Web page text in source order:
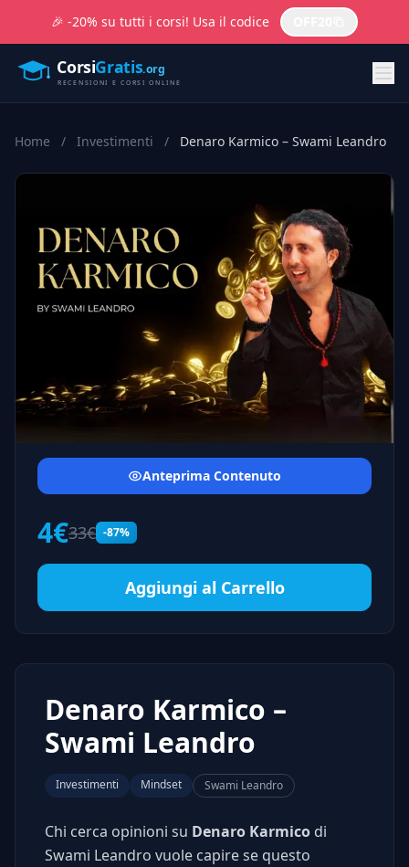
🎉 -20% su tutti i corsi! Usa il codice
Home / Investimenti / Denaro Karmico – Swami Leandro
Anteprima Contenuto
4€33€ -87%
Aggiungi al Carrello
Denaro Karmico –
Swami Leandro
Investimenti Mindset Swami Leandro
Chi cerca opinioni su Denaro Karmico di
Swami Leandro vuole capire se questo